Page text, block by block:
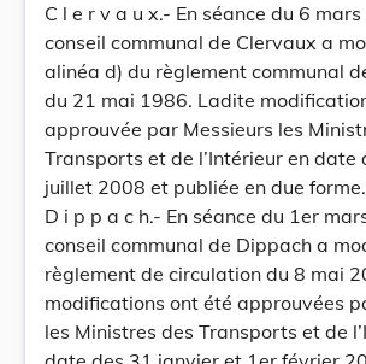
C l e r v a u x.- En séance du 6
conseil communal de Clervaux a
alinéa d) du règlement communal
du 21 mai 1986. Ladite
approuvée par Messieurs les
Transports et de l’Intérieur en date
juillet 2008 et publiée en due forme.
D i p p a c h.- En séance du 1er
conseil communal de Dippach a
règlement de circulation du 8 mai
modifications ont été approuvées
les Ministres des Transports et de